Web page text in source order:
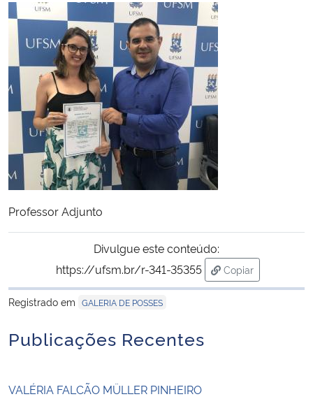
Ministério da Cidadania
Ministério da Saúde
Ministério de Minas e Energia
Ministério da Ciência, Tecnologia, Inovações e Comunicações
Ministério do Meio Ambiente
Ministério do Desenvolvimento Regional
Controladoria-Geral da União
Ministério da Mulher, da Família e dos Direitos Humanos
Secretaria-Geral
Secretaria de Governo
Professor Adjunto
Divulgue este conteúdo:
https://ufsm.br/r-341-35355
Copiar
para área de
Registrado em GALERIA DE POSSES
Publicações Recentes
VALÉRIA FALCÃO MÜLLER PINHEIRO